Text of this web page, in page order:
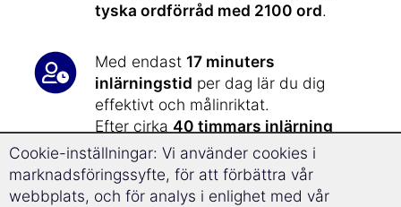
tyska ordförråd med 2100 ord.
Med endast 17 minuters
inlärningstid per dag lär du dig
effektivt och målinriktat.
Efter cirka 40 timmars inlärning
kommer du nu att nå nivå C1 och C2
den europeiska referensramen för
språkkunskaper.
Cookie-inställningar: Vi använder cookies i
marknadsföringssyfte, för att förbättra vår
webbplats, och för analys i enlighet med vår